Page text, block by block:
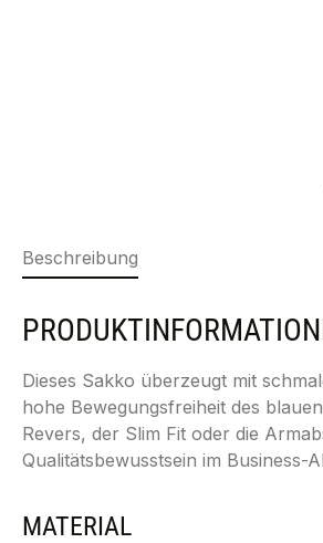
Beschreibung
Dieses Sakko überzeugt mit
hohe Bewegungsfreiheit des
Revers, der Slim Fit oder die
Qualitätsbewusstsein im Business-
MATERIAL